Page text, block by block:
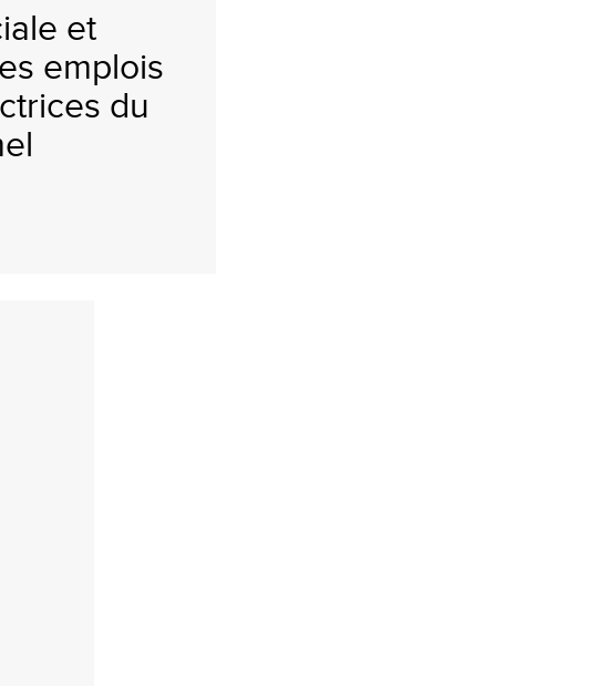
et
emplois
du